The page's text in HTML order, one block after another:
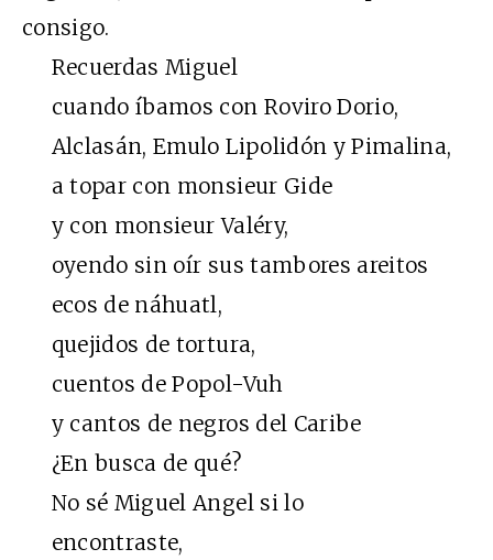
consigo.
Recuerdas Miguel
cuando íbamos con Roviro Dorio,
Alclasán, Emulo Lipolidón y Pimalina,
a topar con monsieur Gide
y con monsieur Valéry,
oyendo sin oír sus tambores areitos
ecos de náhuatl,
quejidos de tortura,
cuentos de Popol-Vuh
y cantos de negros del Caribe
¿En busca de qué?
No sé Miguel Angel si lo
encontraste,